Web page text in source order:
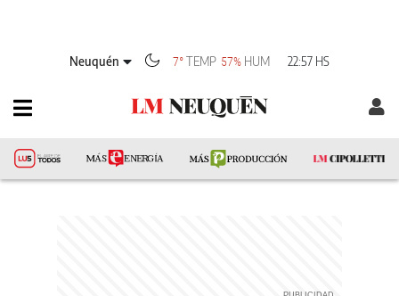
Neuquén 7° TEMP 57% HUM 22:57 HS